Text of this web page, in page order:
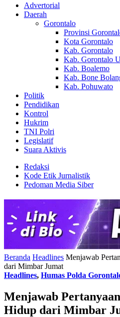
Advertorial
Daerah
Gorontalo
Provinsi
Kota Gorontalo
Kab. Gorontalo
Kab. Gorontalo
Kab. Boalemo
Kab. Bone
Kab. Pohuwato
Politik
Pendidikan
Kontrol
Hukrim
TNI Polri
Legislatif
Suara Aktivis
Redaksi
Kode Etik Jurnalistik
Pedoman Media Siber
Beranda Headlines Menjawab
dari Mimbar Jumat
Headlines, Humas Polda
Menjawab
Hidup dari Mimbar